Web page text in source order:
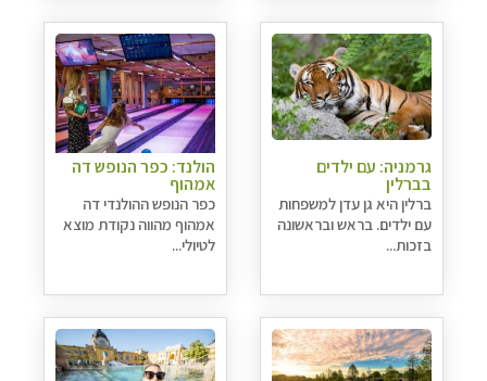
גרמניה: עם ילדים
בברלין
ברלין היא גן עדן למשפחות
עם ילדים. בראש ובראשונה
בזכות...
הולנד: כפר הנופש דה
אמהוף
כפר הנופש ההולנדי דה
אמהוף מהווה נקודת מוצא
לטיולי...